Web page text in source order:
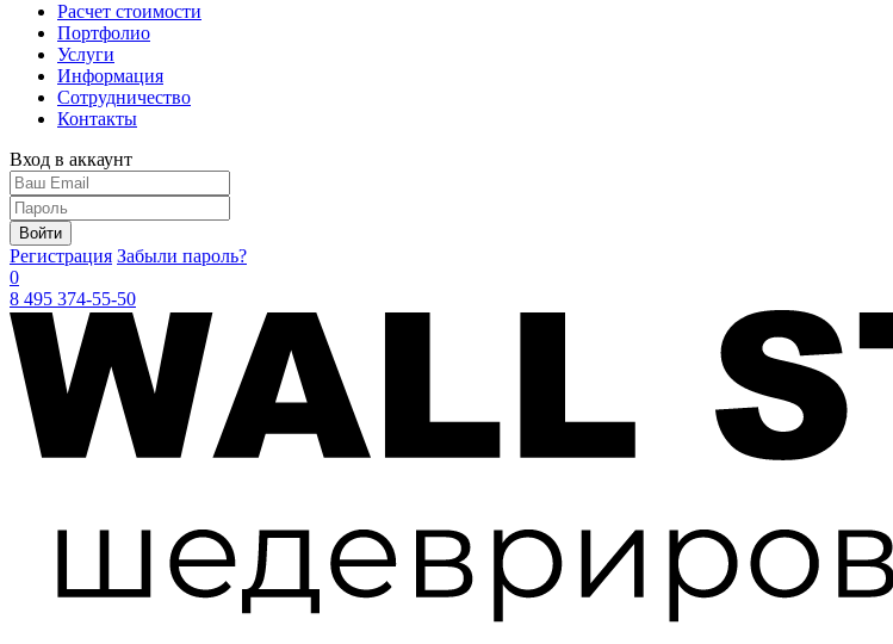
Расчет стоимости
Портфолио
Услуги
Информация
Сотрудничество
Контакты
Вход в аккаунт
Войти
Регистрация Забыли пароль?
0
8 495 374-55-50